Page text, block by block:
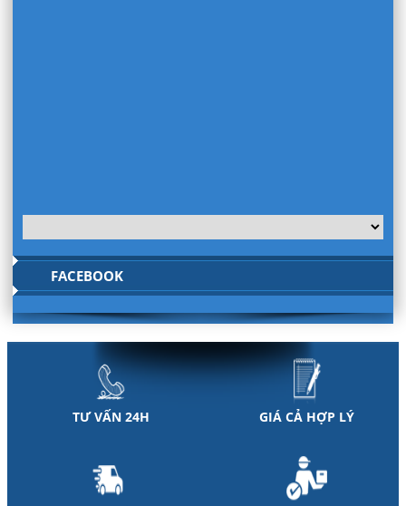
FACEBOOK
TƯ VẤN 24H GIÁ CẢ HỢP LÝ